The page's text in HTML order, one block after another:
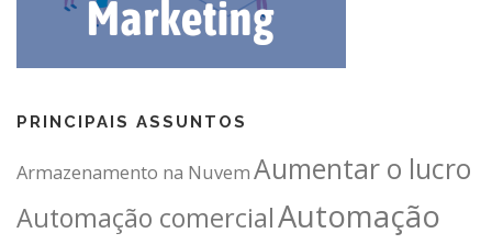
PRINCIPAIS ASSUNTOS
Armazenamento na NuvemAumentar o lucro
Automação comercialAutomação